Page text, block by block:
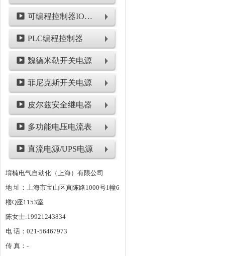
可编程控制器IO模块
PLC编程控制器
魏德米勒开关电源
菲尼克斯开关电源
皮尔兹安全继电器
多功能电压电流表
直流电源/UPS电源
堉楠电气自动化（上海）有限公司
地 址：上海市宝山区真陈路1000号1幢6
楼Q座1153室
陈女士:19921243834
电 话：021-56467973
传 真：-